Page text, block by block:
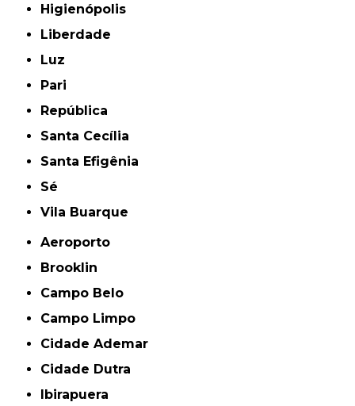
Higienópolis
Liberdade
Luz
Pari
República
Santa Cecília
Santa Efigênia
Sé
Vila Buarque
Aeroporto
Brooklin
Campo Belo
Campo Limpo
Cidade Ademar
Cidade Dutra
Ibirapuera